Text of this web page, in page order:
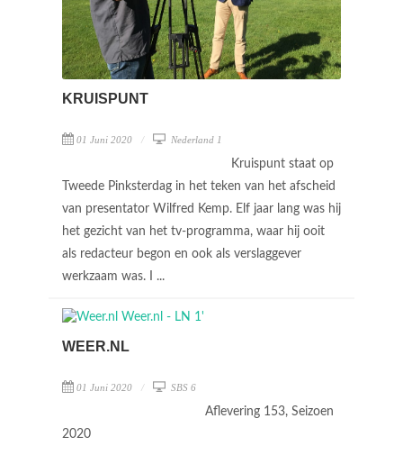
KRUISPUNT
01 Juni 2020 Nederland 1
Kruispunt staat op
Tweede Pinksterdag in het teken van het afscheid
van presentator Wilfred Kemp. Elf jaar lang was hij
het gezicht van het tv-programma, waar hij ooit
als redacteur begon en ook als verslaggever
werkzaam was. I ...
WEER.NL
01 Juni 2020 SBS 6
Aflevering 153, Seizoen
2020